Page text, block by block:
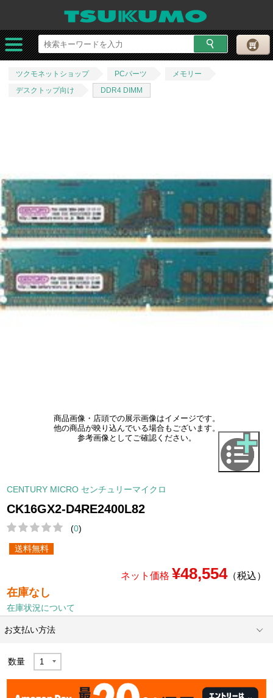
ツクモネットショップ PCパーツ
メモリー
デスクトップ向け
DDR4 DIMM
商品画像・店頭での展示画像はイメージです。
他の商品が映り込んでいる場合もございます。
参考画像としてご確認ください。
CENTURY MICRO センチュリーマイクロ
CK16GX2-D4RE2400L82
(0)
送料無料
ネット価格 ¥48,554（税込）
在庫なし
在庫状況について
お支払い方法
数量